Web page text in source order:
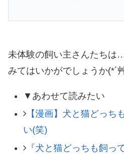
未体験の飼い主さんたちは
みてはいかがでしょうか(*´
▼あわせて読みたい
【漫画】犬と猫どっち
い(笑)
『犬と猫どっちも飼っ